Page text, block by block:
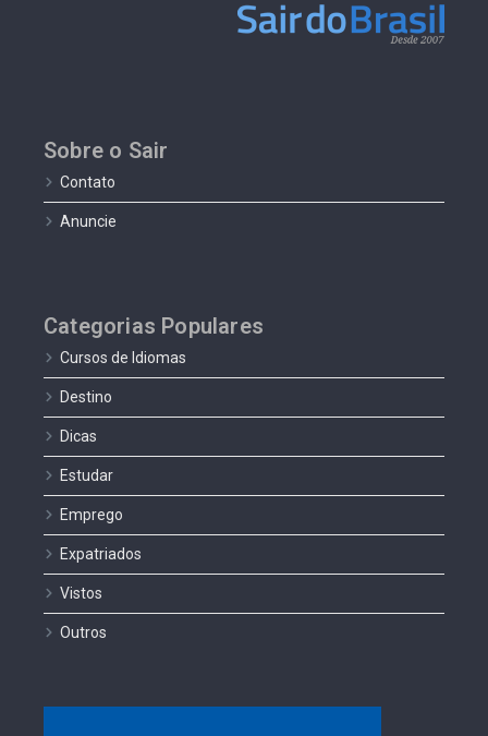
Sobre o Sair
Contato
Anuncie
Categorias Populares
Cursos de Idiomas
Destino
Dicas
Estudar
Emprego
Expatriados
Vistos
Outros